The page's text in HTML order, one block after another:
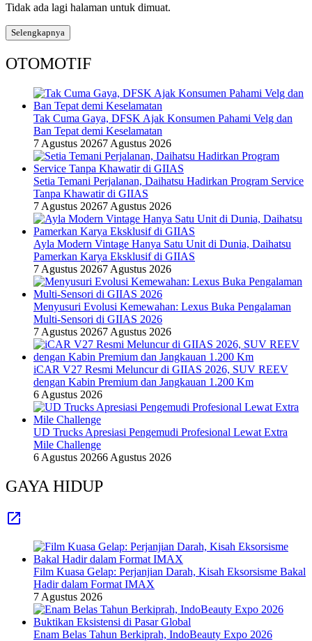
Tidak ada lagi halaman untuk dimuat.
Selengkapnya
OTOMOTIF
Tak Cuma Gaya, DFSK Ajak Konsumen Pahami Velg dan
Ban Tepat demi Keselamatan
7 Agustus 20267 Agustus 2026
Setia Temani Perjalanan, Daihatsu Hadirkan Program Service
Tanpa Khawatir di GIIAS
7 Agustus 20267 Agustus 2026
Ayla Modern Vintage Hanya Satu Unit di Dunia, Daihatsu
Pamerkan Karya Eksklusif di GIIAS
7 Agustus 20267 Agustus 2026
Menyusuri Evolusi Kemewahan: Lexus Buka Pengalaman
Multi-Sensori di GIIAS 2026
7 Agustus 20267 Agustus 2026
iCAR V27 Resmi Meluncur di GIIAS 2026, SUV REEV
dengan Kabin Premium dan Jangkauan 1.200 Km
6 Agustus 2026
UD Trucks Apresiasi Pengemudi Profesional Lewat Extra
Mile Challenge
6 Agustus 20266 Agustus 2026
GAYA HIDUP
Film Kuasa Gelap: Perjanjian Darah, Kisah Eksorsisme Bakal
Hadir dalam Format IMAX
7 Agustus 2026
Enam Belas Tahun Berkiprah, IndoBeauty Expo 2026